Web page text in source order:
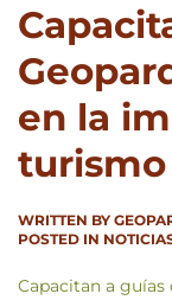
en la
WRITTEN BY
POSTED IN
Capacitan a guías